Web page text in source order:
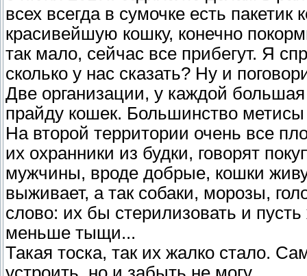
всех всегда в сумочке есть
красивейшую кошку, конечно
так мало, сейчас все прибегут. Я
сколько у нас сказать? Ну и
Две организации, у каждой
прайду кошек. Большинство
На второй территории очень все
их охранники из будки, говорят
мужчины, вроде добрые, кошки
выживает, а так собаки, морозы,
слово: их бы стерилизовать и
меньше тыщи...
Такая тоска, так их жалко стало.